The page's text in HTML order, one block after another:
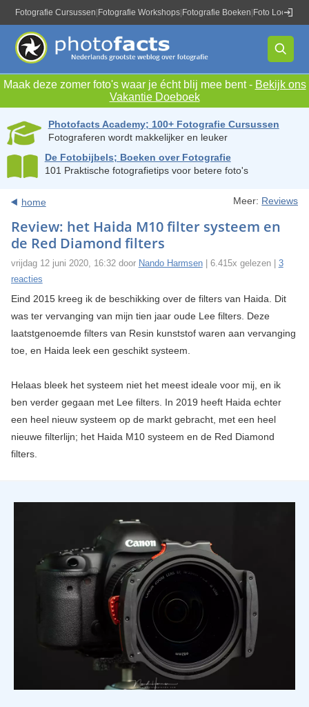
Fotografie Cursussen Fotografie Workshops Fotografie Boeken Foto Locaties
Maak deze zomer foto's waar je écht blij mee bent - Bekijk ons
Vakantie Doeboek
Photofacts Academy; 100+ Fotografie Cursussen
Fotograferen wordt makkelijker en leuker
De Fotobijbels; Boeken over Fotografie
101 Praktische fotografietips voor betere foto's
home Meer: Reviews
Review: het Haida M10 filter systeem en
de Red Diamond filters
vrijdag 12 juni 2020, 16:32 door Nando Harmsen| 6.415x gelezen | 3
reacties
Eind 2015 kreeg ik de beschikking over de filters van Haida. Dit
was ter vervanging van mijn tien jaar oude Lee filters. Deze
laatstgenoemde filters van Resin kunststof waren aan vervanging
toe, en Haida leek een geschikt systeem.
Helaas bleek het systeem niet het meest ideale voor mij, en ik
ben verder gegaan met Lee filters. In 2019 heeft Haida echter
een heel nieuw systeem op de markt gebracht, met een heel
nieuwe filterlijn; het Haida M10 systeem en de Red Diamond
filters.